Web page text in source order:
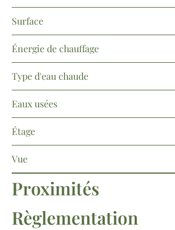
Surface
Énergie de chauffage
Type d'eau chaude
Eaux usées
Étage
Vue
Proximités
Règlementation